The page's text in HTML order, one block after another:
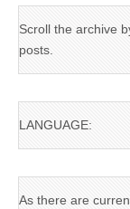
Scroll the archive
posts.
LANGUAGE:
As there are